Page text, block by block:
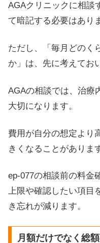
AGAクリニックに相談
て暗記する必要はあり
ただし、「毎月どのく
か」は、先に考えてお
AGAの相談では、治療
大切になります。
費用が自分の想定より
きくなることがありま
ep-077の相談前の料金
上限や確認したい項目
き忘れが減ります。
月額だけでなく総